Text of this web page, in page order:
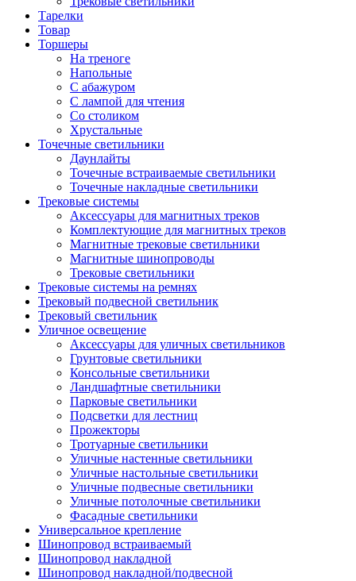
Тарелки
Товар
Торшеры
На треноге
Напольные
С абажуром
С лампой для чтения
Со столиком
Хрустальные
Точечные светильники
Даунлайты
Точечные встраиваемые светильники
Точечные накладные светильники
Трековые системы
Аксессуары для магнитных треков
Комплектующие для магнитных треков
Магнитные трековые светильники
Магнитные шинопроводы
Трековые светильники
Трековые системы на ремнях
Трековый подвесной светильник
Трековый светильник
Уличное освещение
Аксессуары для уличных светильников
Грунтовые светильники
Консольные светильники
Ландшафтные светильники
Парковые светильники
Подсветки для лестниц
Прожекторы
Тротуарные светильники
Уличные настенные светильники
Уличные настольные светильники
Уличные подвесные светильники
Уличные потолочные светильники
Фасадные светильники
Универсальное крепление
Шинопровод встраиваемый
Шинопровод накладной
Шинопровод накладной/подвесной